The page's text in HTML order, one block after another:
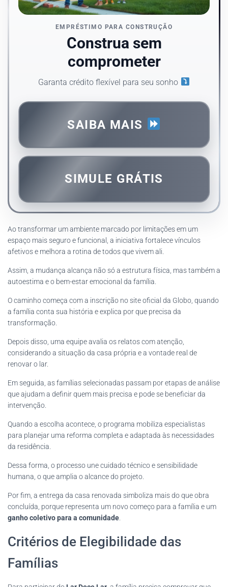
EMPRÉSTIMO PARA CONSTRUÇÃO
Construa sem
comprometer
Garanta crédito flexível para seu sonho
SAIBA MAIS
SIMULE GRÁTIS
Ao transformar um ambiente marcado por limitações em um
espaço mais seguro e funcional, a iniciativa fortalece vínculos
afetivos e melhora a rotina de todos que vivem ali.
Assim, a mudança alcança não só a estrutura física, mas também a
autoestima e o bem-estar emocional da família.
O caminho começa com a inscrição no site oficial da Globo, quando
a família conta sua história e explica por que precisa da
transformação.
Depois disso, uma equipe avalia os relatos com atenção,
considerando a situação da casa própria e a vontade real de
renovar o lar.
Em seguida, as famílias selecionadas passam por etapas de análise
que ajudam a definir quem mais precisa e pode se beneficiar da
intervenção.
Quando a escolha acontece, o programa mobiliza especialistas
para planejar uma reforma completa e adaptada às necessidades
da residência.
Dessa forma, o processo une cuidado técnico e sensibilidade
humana, o que amplia o alcance do projeto.
Por fim, a entrega da casa renovada simboliza mais do que obra
concluída, porque representa um novo começo para a família e um
ganho coletivo para a comunidade
Critérios de Elegibilidade das
Famílias